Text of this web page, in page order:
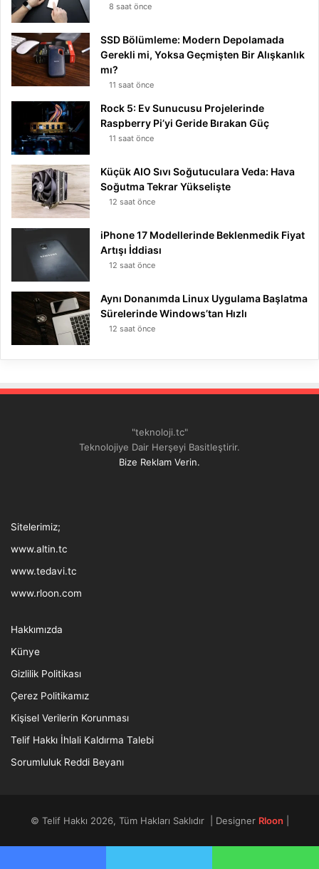
8 saat önce
SSD Bölümleme: Modern Depolamada
Gerekli mi, Yoksa Geçmişten Bir Alışkanlık
mı?
11 saat önce
Rock 5: Ev Sunucusu Projelerinde
Raspberry Pi’yi Geride Bırakan Güç
11 saat önce
Küçük AIO Sıvı Soğutuculara Veda: Hava
Soğutma Tekrar Yükselişte
12 saat önce
iPhone 17 Modellerinde Beklenmedik Fiyat
Artışı İddiası
12 saat önce
Aynı Donanımda Linux Uygulama Başlatma
Sürelerinde Windows’tan Hızlı
12 saat önce
"teknoloji.tc"
Teknolojiye Dair Herşeyi Basitleştirir.
Bize Reklam Verin.
Sitelerimiz;
www.altin.tc
www.tedavi.tc
www.rloon.com
Hakkımızda
Künye
Gizlilik Politikası
Çerez Politikamız
Kişisel Verilerin Korunması
Telif Hakkı İhlali Kaldırma Talebi
Sorumluluk Reddi Beyanı
© Telif Hakkı 2026, Tüm Hakları Saklıdır | Designer Rloon